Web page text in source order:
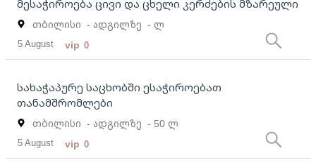
მესაჭიროება ცივი და ცხელი კერძების მზარეული
თბილისი - ადგილზე - ლ
5 August vip 0
სახაჭაპურე საცხობში ესაჭიროებათ
თანამშრომლები
თბილისი - ადგილზე - 50 ლ
5 August vip 0